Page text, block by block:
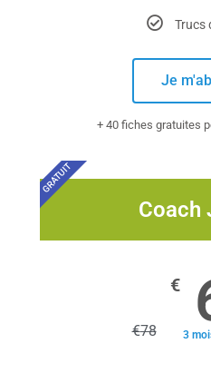
Trucs
Je
+ 40 fiches gratuites
GRATUIT
Coach
€78
€
3